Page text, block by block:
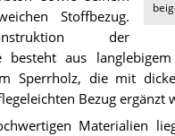
Stoffbezug.
der
besteht aus
Sperrholz, die mit
Bezug ergänzt
Materialien